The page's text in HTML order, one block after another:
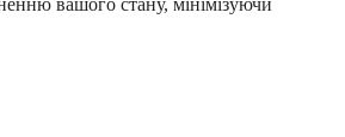
вашого стану, мінімізуючи